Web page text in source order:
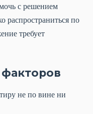
с решением
распространиться по
требует
не по вине ни